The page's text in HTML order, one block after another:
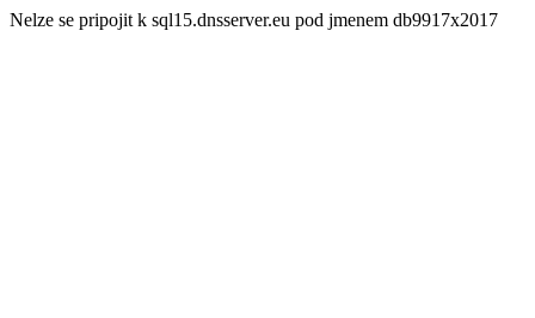
Nelze se pripojit k sql15.dnsserver.eu pod jmenem db9917x2017